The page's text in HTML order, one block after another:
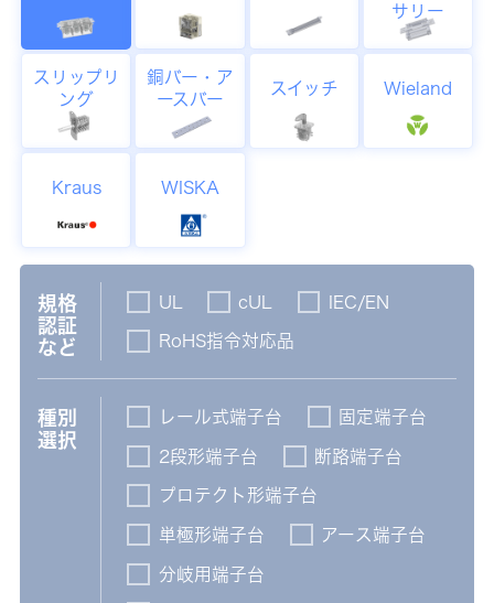
サリー
スリップリ
ング
銅バー・ア
ースバー
スイッチ Wieland
Kraus WISKA
規格
認証
など
UL cUL IEC/EN
RoHS指令対応品
種別
選択
レール式端子台 固定端子台
2段形端子台 断路端子台
プロテクト形端子台
単極形端子台 アース端子台
分岐用端子台